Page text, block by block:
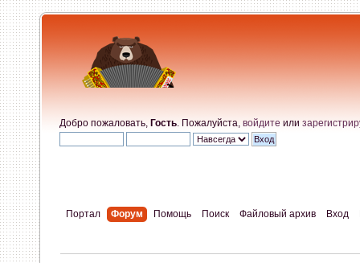
Добро пожаловать, Гость . Пожалуйста, войдите или
Портал Форум Помощь Поиск Файловый архив Вход